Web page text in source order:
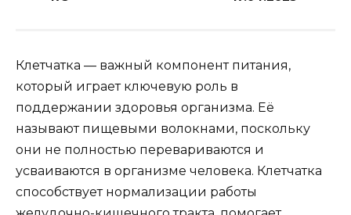
Клетчатка — важный компонент питания,
который играет ключевую роль в
поддержании здоровья организма. Её
называют пищевыми волокнами, поскольку
они не полностью перевариваются и
усваиваются в организме человека. Клетчатка
способствует нормализации работы